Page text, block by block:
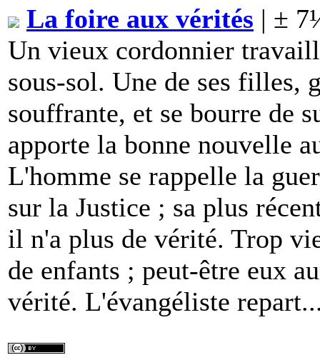
La foire aux vérités | ±
Un vieux cordonnier
sous-sol. Une de ses filles,
souffrante, et se bourre de
apporte la bonne nouvelle
L'homme se rappelle la
sur la Justice ; sa plus
il n'a plus de vérité. Trop
de enfants ; peut-être eux
vérité. L'évangéliste